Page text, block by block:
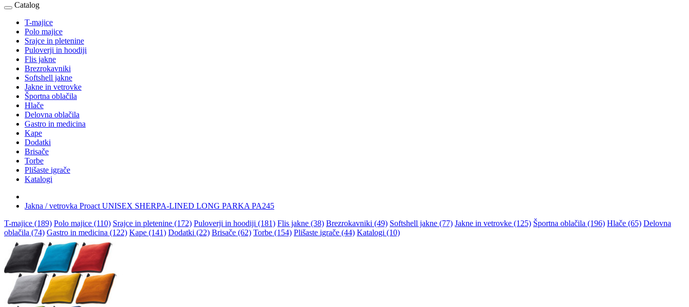
Catalog
T-majice
Polo majice
Srajce in pletenine
Puloverji in hoodiji
Flis jakne
Brezrokavniki
Softshell jakne
Jakne in vetrovke
Športna oblačila
Hlače
Delovna oblačila
Gastro in medicina
Kape
Dodatki
Brisače
Torbe
Plišaste igrače
Katalogi
Jakna / vetrovka Proact UNISEX SHERPA-LINED LONG PARKA PA245
T-majice (189) Polo majice (110) Srajce in pletenine (172) Puloverji in hoodiji (181) Flis jakne (38) Brezrokavniki (49) Softshell jakne (77) Jakne in vetrovke (125) Športna oblačila (196) Hlače (65) Delovna
oblačila (74) Gastro in medicina (122) Kape (141) Dodatki (22) Brisače (62) Torbe (154) Plišaste igrače (44) Katalogi (10)